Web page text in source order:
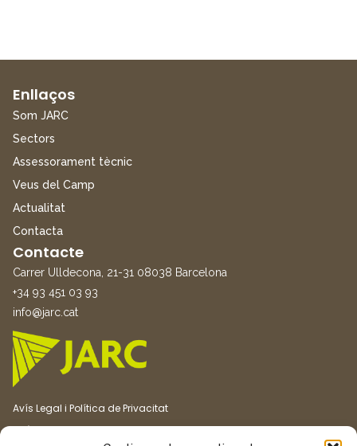
Enllaços
Som JARC
Sectors
Assessorament tècnic
Veus del Camp
Actualitat
Contacta
Contacte
Carrer Ulldecona, 21-31 08038 Barcelona
+34 93 451 03 93
info@jarc.cat
Avís Legal i Política de Privacitat
Política de Cookies